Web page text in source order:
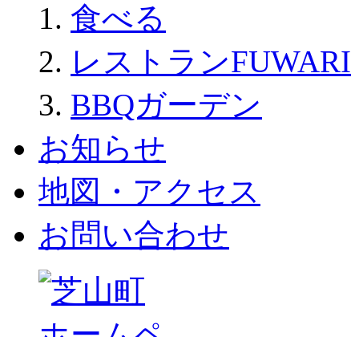
食べる
レストランFUWARI
BBQガーデン
お知らせ
地図・アクセス
お問い合わせ